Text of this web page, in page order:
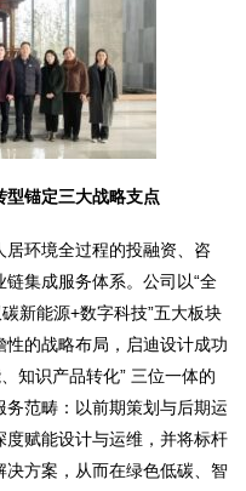
型锚定三大战略支点
居环境全过程的投融资、咨
集成服务体系。公司以“全
新能源+数字科技”五大板块
的战略布局，启迪设计成功
知识产品转化” 三位一体的
范畴：以前期策划与后期运
赋能设计与运维，并将标杆
方案，从而在绿色低碳、智